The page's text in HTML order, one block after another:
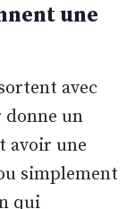
une
avec
donne un
avoir une
simplement
qui